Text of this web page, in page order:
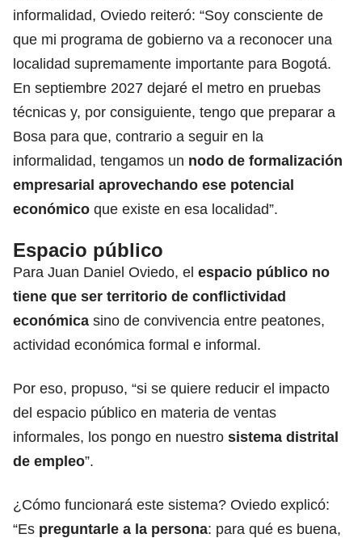
informalidad, Oviedo reiteró: “Soy consciente de
que mi programa de gobierno va a reconocer una
localidad supremamente importante para Bogotá.
En septiembre 2027 dejaré el metro en pruebas
técnicas y, por consiguiente, tengo que preparar a
Bosa para que, contrario a seguir en la
informalidad, tengamos un nodo de formalización
empresarial aprovechando ese potencial
económico que existe en esa localidad”.
Espacio público
Para Juan Daniel Oviedo, el espacio público no
tiene que ser territorio de conflictividad
económica sino de convivencia entre peatones,
actividad económica formal e informal.
Por eso, propuso, “si se quiere reducir el impacto
del espacio público en materia de ventas
informales, los pongo en nuestro sistema distrital
de empleo”.
¿Cómo funcionará este sistema? Oviedo explicó:
“Es preguntarle a la persona: para qué es buena,